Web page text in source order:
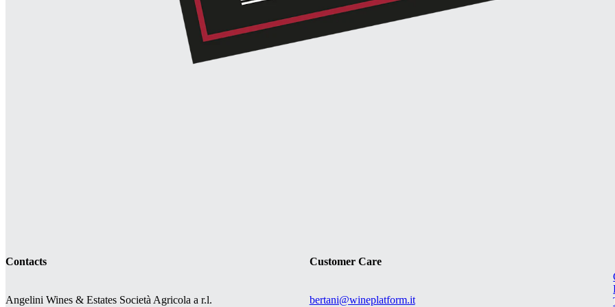
Contacts
Angelini Wines & Estates Società Agricola a r.l.
Customer Care
bertani@wineplatform.it